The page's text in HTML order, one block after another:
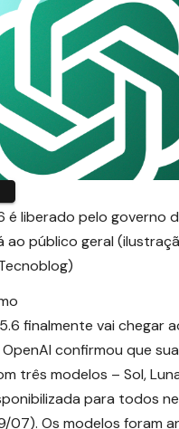
é liberado pelo governo
ao público geral
finalmente vai chegar
OpenAI confirmou que
três modelos – Sol,
para todos
07). Os modelos foram